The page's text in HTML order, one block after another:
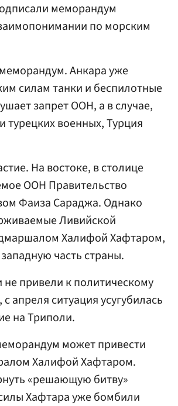
меморандум
по морским
Анкара уже
силам танки и беспилотные
запрет ООН, а в случае,
турецких военных, Турция
На востоке, в столице
ООН Правительство
Фаиза Сараджа. Однако
Ливийской
Халифой Хафтаром,
часть страны.
не привели к политическому
апреля ситуация усугубилась
на Триполи.
может привести
Халифой Хафтаром.
«решающую битву»
Хафтара уже бомбили